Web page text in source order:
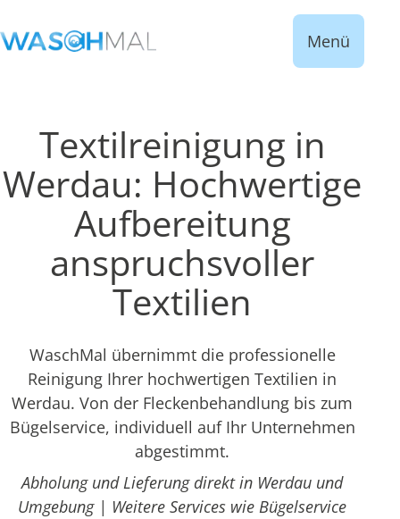
Menü
Textilreinigung in
Werdau: Hochwertige
Aufbereitung
anspruchsvoller
Textilien
WaschMal übernimmt die professionelle
Reinigung Ihrer hochwertigen Textilien in
Werdau. Von der Fleckenbehandlung bis zum
Bügelservice, individuell auf Ihr Unternehmen
abgestimmt.
Abholung und Lieferung direkt in Werdau und
Umgebung | Weitere Services wie Bügelservice